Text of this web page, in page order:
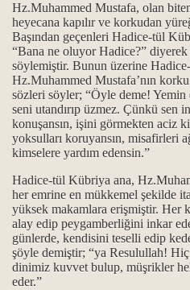
Hz.Muhammed Mustafa, olan
heyecana kapılır ve korkudan
Başından geçenleri Hadice-tül
“Bana ne oluyor Hadice?”
söylemiştir. Bunun üzerine
Hz.Muhammed Mustafa’nın
sözleri söyler; “Öyle deme!
seni utandırıp üzmez. Çünkü sen
konuşansın, işini görmekten aciz
yoksulları koruyansın, misafirleri
kimselere yardım edensin.”
Hadice-tül Kübriya ana,
her emrine en mükkemel şekilde
yüksek makamlara erişmiştir. Her
alay edip peygamberliğini inkar
günlerde, kendisini teselli edip
şöyle demiştir; “ya Resulullah!
dinimiz kuvvet bulup, müşrikler
eder.”